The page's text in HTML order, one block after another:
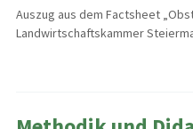
Auszug aus dem Factsheet
Landwirtschaftskammer